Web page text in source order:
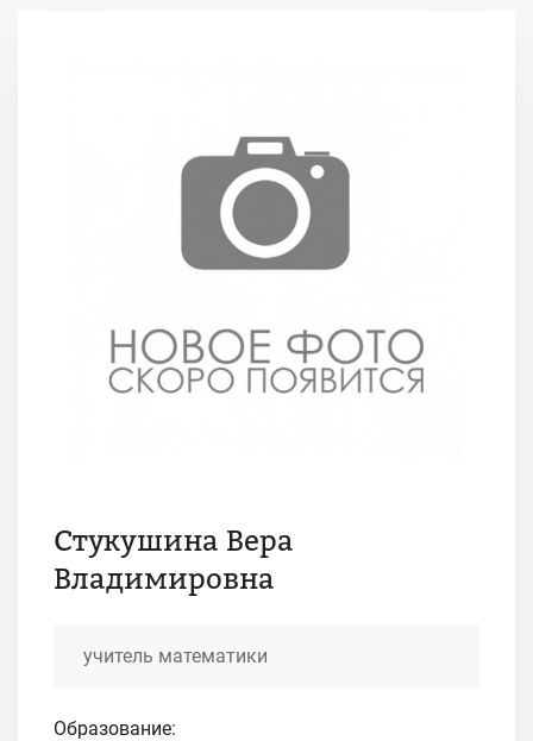
Стукушина Вера
Владимировна
учитель математики
Образование: